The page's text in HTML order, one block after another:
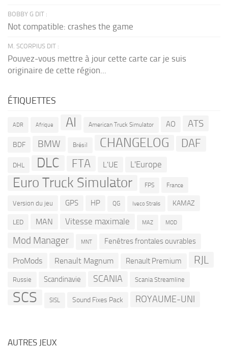
BOBBY G DIT :
Not compatible: crashes the game
M. SCORPIUS DIT :
Pouvez-vous mettre à jour cette carte car je suis
originaire de cette région...
ÉTIQUETTES
ADR Afrique AI American Truck Simulator AO ATS
BDF BMW Brésil CHANGELOG DAF
DHL DLC FTA L'UE L'Europe
Euro Truck Simulator FPS France
Version du jeu GPS HP QG Iveco Stralis KAMAZ
LED MAN Vitesse maximale MAZ MOD
Mod Manager MNT Fenêtres frontales ouvrables
ProMods Renault Magnum Renault Premium RJL
Russie Scandinavie SCANIA Scania Streamline
SCS SISL Sound Fixes Pack ROYAUME-UNI
AUTRES JEUX